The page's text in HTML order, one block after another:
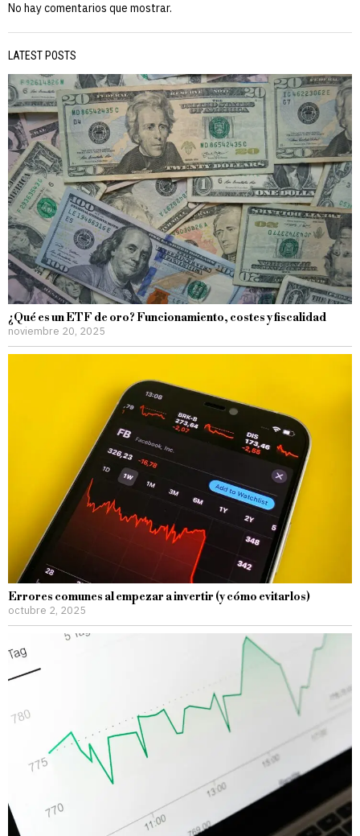
No hay comentarios que mostrar.
LATEST POSTS
¿Qué es un ETF de oro? Funcionamiento, costes y fiscalidad
noviembre 20, 2025
Errores comunes al empezar a invertir (y cómo evitarlos)
octubre 2, 2025